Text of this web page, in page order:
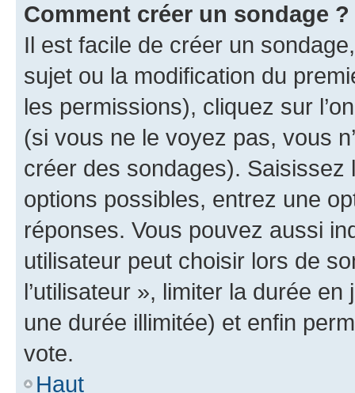
Comment créer un sondage ?
Il est facile de créer un
sujet ou la modification du
les permissions), cliquez sur
(si vous ne le voyez pas, vous
créer des sondages).
options possibles, entrez une
réponses. Vous pouvez aussi
utilisateur peut choisir lors de
l’utilisateur », limiter la durée
une durée illimitée) et enfin
vote.
Haut